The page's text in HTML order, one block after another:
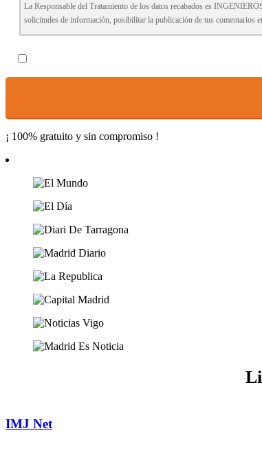
La Responsable del Tratamiento de los datos recabados es
solicitudes de información, posibilitar la publicación de tus comentarios
tratamiento de los datos, y formular una reclamación ante la AEPD. Más
¡ 100% gratuito y sin compromiso !
IMJ Net